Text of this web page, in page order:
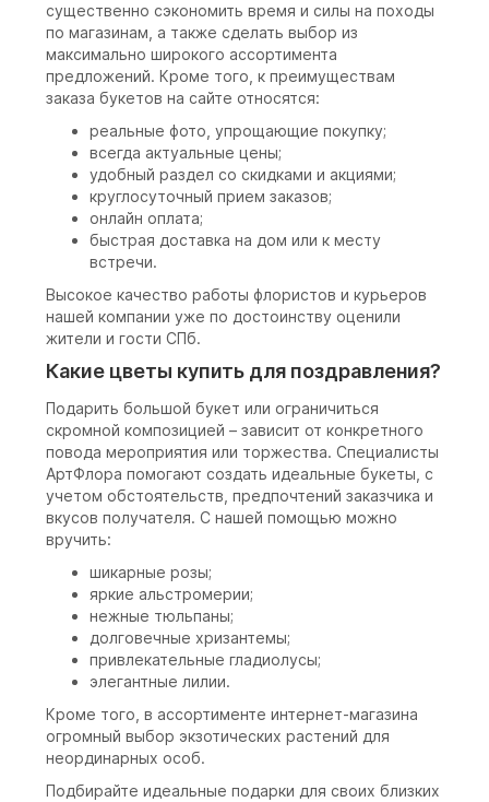
существенно сэкономить время и силы на походы
по магазинам, а также сделать выбор из
максимально широкого ассортимента
предложений. Кроме того, к преимуществам
заказа букетов на сайте относятся:
реальные фото, упрощающие покупку;
всегда актуальные цены;
удобный раздел со скидками и акциями;
круглосуточный прием заказов;
онлайн оплата;
быстрая доставка на дом или к месту
встречи.
Высокое качество работы флористов и курьеров
нашей компании уже по достоинству оценили
жители и гости СПб.
Какие цветы купить для поздравления?
Подарить большой букет или ограничиться
скромной композицией – зависит от конкретного
повода мероприятия или торжества. Специалисты
АртФлора помогают создать идеальные букеты, с
учетом обстоятельств, предпочтений заказчика и
вкусов получателя. С нашей помощью можно
вручить:
шикарные розы;
яркие альстромерии;
нежные тюльпаны;
долговечные хризантемы;
привлекательные гладиолусы;
элегантные лилии.
Кроме того, в ассортименте интернет-магазина
огромный выбор экзотических растений для
неординарных особ.
Подбирайте идеальные подарки для своих близких